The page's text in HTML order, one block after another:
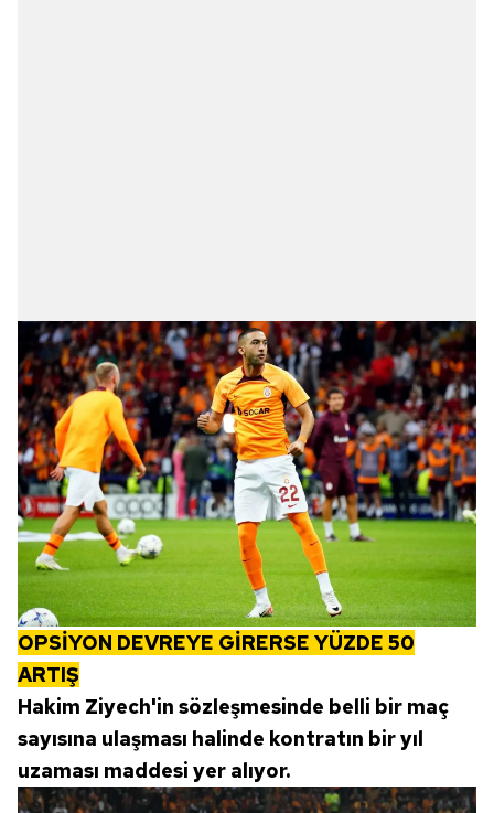
OPSİYON DEVREYE GİRERSE YÜZDE 50
ARTIŞ
Hakim Ziyech'in sözleşmesinde belli bir maç
sayısına ulaşması halinde kontratın bir yıl
uzaması maddesi yer alıyor.